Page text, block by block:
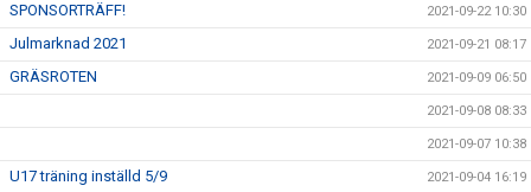
SPONSORTRÄFF! 2021-09-22 10:30
Julmarknad 2021 2021-09-21 08:17
GRÄSROTEN 2021-09-09 06:50
2021-09-08 08:33
2021-09-07 10:38
U17 träning inställd 5/9 2021-09-04 16:19